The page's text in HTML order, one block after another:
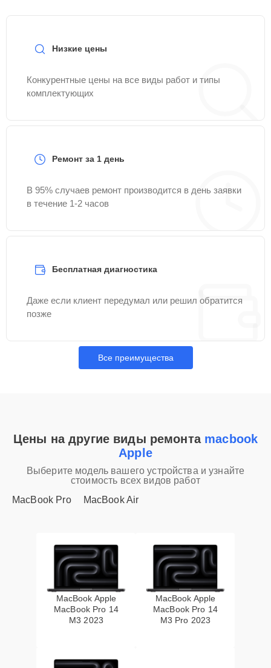
Низкие цены
Конкурентные цены на все виды работ и типы
комплектующих
Ремонт за 1 день
В 95% случаев ремонт производится в день заявки
в течение 1-2 часов
Бесплатная диагностика
Даже если клиент передумал или решил обратится
позже
Все преимущества
Цены на другие виды ремонта macbook
Apple
Выберите модель вашего устройства и узнайте
стоимость всех видов работ
MacBook Pro
MacBook Air
MacBook Apple
MacBook Pro 14
M3 2023
MacBook Apple
MacBook Pro 14
M3 Pro 2023